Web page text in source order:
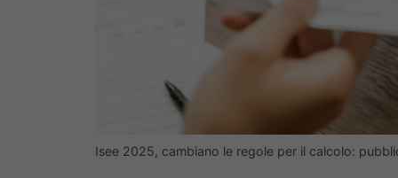
Isee 2025, cambiano le regole per il calcolo: